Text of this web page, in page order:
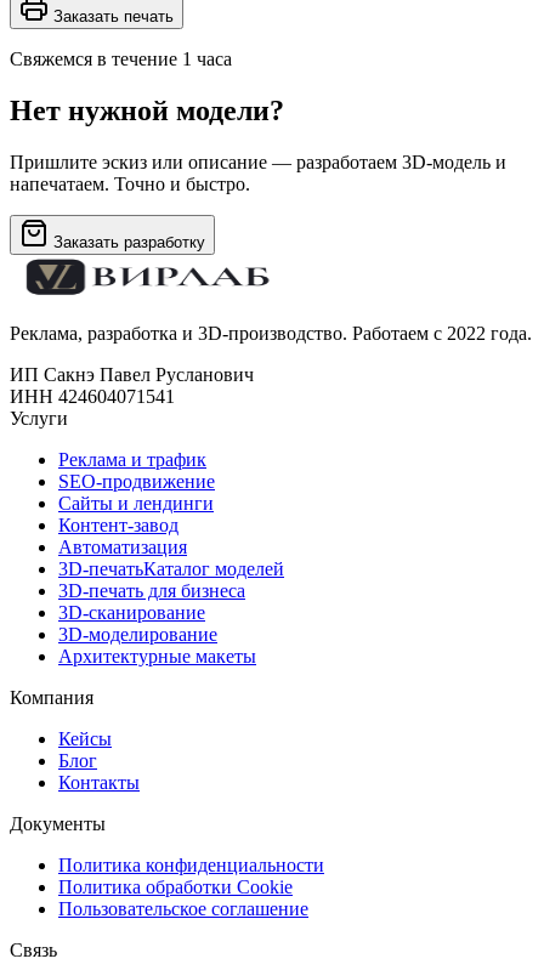
Заказать печать
Свяжемся в течение 1 часа
Нет нужной модели?
Пришлите эскиз или описание — разработаем 3D-модель и
напечатаем. Точно и быстро.
Заказать разработку
Реклама, разработка и 3D-производство. Работаем с 2022 года.
ИП Сакнэ Павел Русланович
ИНН 424604071541
Услуги
Реклама и трафик
SEO-продвижение
Сайты и лендинги
Контент-завод
Автоматизация
3D-печатьКаталог моделей
3D-печать для бизнеса
3D-сканирование
3D-моделирование
Архитектурные макеты
Компания
Кейсы
Блог
Контакты
Документы
Политика конфиденциальности
Политика обработки Cookie
Пользовательское соглашение
Связь